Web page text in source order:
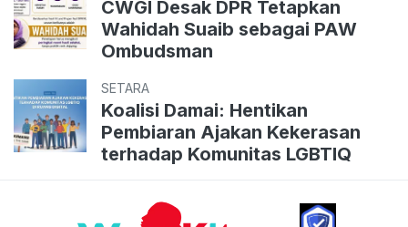
CWGI Desak DPR Tetapkan
Wahidah Suaib sebagai PAW
Ombudsman
SETARA
Koalisi Damai: Hentikan
Pembiaran Ajakan Kekerasan
terhadap Komunitas LGBTIQ